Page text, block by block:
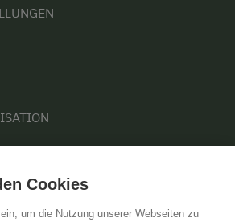
Cookies
um die Nutzung unserer Webseiten zu